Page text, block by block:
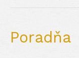
Poradňa